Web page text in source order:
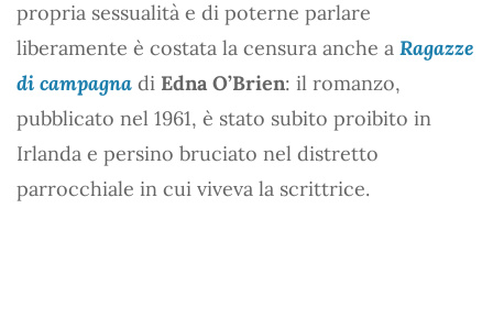
propria sessualità e di poterne parlare
liberamente è costata la censura anche a Ragazze
di campagna di Edna O’Brien: il romanzo,
pubblicato nel 1961, è stato subito proibito in
Irlanda e persino bruciato nel distretto
parrocchiale in cui viveva la scrittrice.